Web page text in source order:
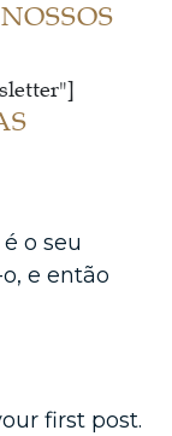
o seu
e então
first post.